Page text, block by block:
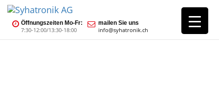
Öffnungszeiten Mo-Fr:
7:30-12:00/13:30-18:00
mailen Sie uns
info@syhatronik.ch